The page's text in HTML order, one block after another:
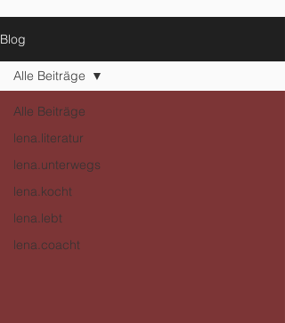
Blog
Alle Beiträge
lena.literatur
lena.unterwegs
lena.kocht
lena.lebt
lena.coacht
Alle Beiträge